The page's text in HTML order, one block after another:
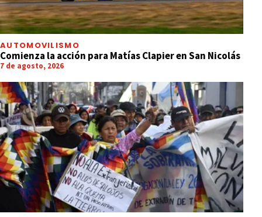
AUTOMOVILISMO
Comienza la acción para Matías Clapier en San Nicolás
7 de agosto, 2026